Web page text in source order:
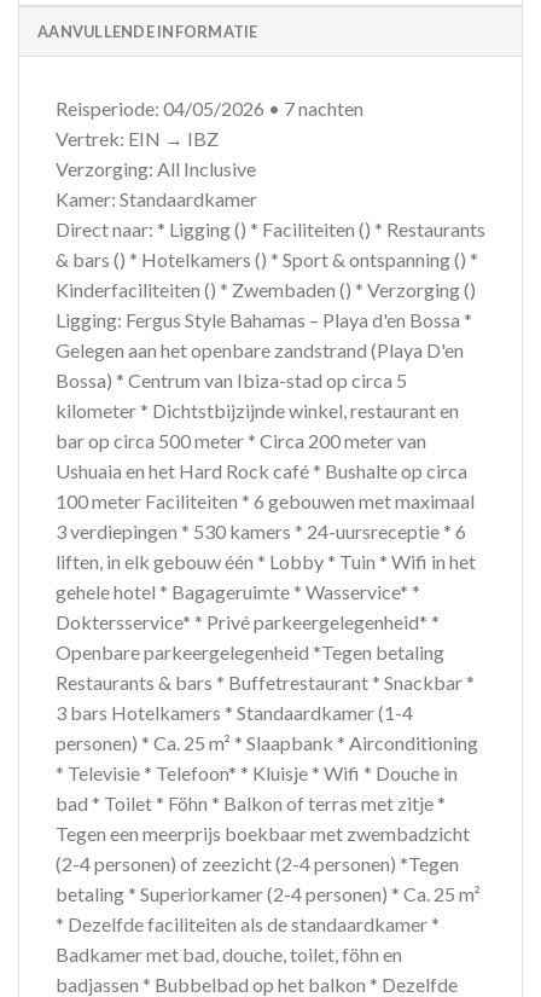
AANVULLENDE INFORMATIE
Reisperiode: 04/05/2026 • 7 nachten
Vertrek: EIN → IBZ
Verzorging: All Inclusive
Kamer: Standaardkamer
Direct naar: * Ligging () * Faciliteiten () * Restaurants
& bars () * Hotelkamers () * Sport & ontspanning () *
Kinderfaciliteiten () * Zwembaden () * Verzorging ()
Ligging: Fergus Style Bahamas – Playa d'en Bossa *
Gelegen aan het openbare zandstrand (Playa D'en
Bossa) * Centrum van Ibiza-stad op circa 5
kilometer * Dichtstbijzijnde winkel, restaurant en
bar op circa 500 meter * Circa 200 meter van
Ushuaia en het Hard Rock café * Bushalte op circa
100 meter Faciliteiten * 6 gebouwen met maximaal
3 verdiepingen * 530 kamers * 24-uursreceptie * 6
liften, in elk gebouw één * Lobby * Tuin * Wifi in het
gehele hotel * Bagageruimte * Wasservice* *
Doktersservice* * Privé parkeergelegenheid* *
Openbare parkeergelegenheid *Tegen betaling
Restaurants & bars * Buffetrestaurant * Snackbar *
3 bars Hotelkamers * Standaardkamer (1-4
personen) * Ca. 25 m² * Slaapbank * Airconditioning
* Televisie * Telefoon* * Kluisje * Wifi * Douche in
bad * Toilet * Föhn * Balkon of terras met zitje *
Tegen een meerprijs boekbaar met zwembadzicht
(2-4 personen) of zeezicht (2-4 personen) *Tegen
betaling * Superiorkamer (2-4 personen) * Ca. 25 m²
* Dezelfde faciliteiten als de standaardkamer *
Badkamer met bad, douche, toilet, föhn en
badjassen * Bubbelbad op het balkon * Dezelfde